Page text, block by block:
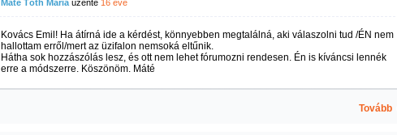
Máté Tóth Mária üzente 16 éve
Kovács Emil! Ha átírná ide a kérdést, könnyebben megtalálná, aki válaszolni tud /ÉN nem
hallottam erről/mert az üzifalon nemsoká eltűnik.
Hátha sok hozzászólás lesz, és ott nem lehet fórumozni rendesen. Én is kíváncsi lennék
erre a módszerre. Köszönöm. Máté
Tovább